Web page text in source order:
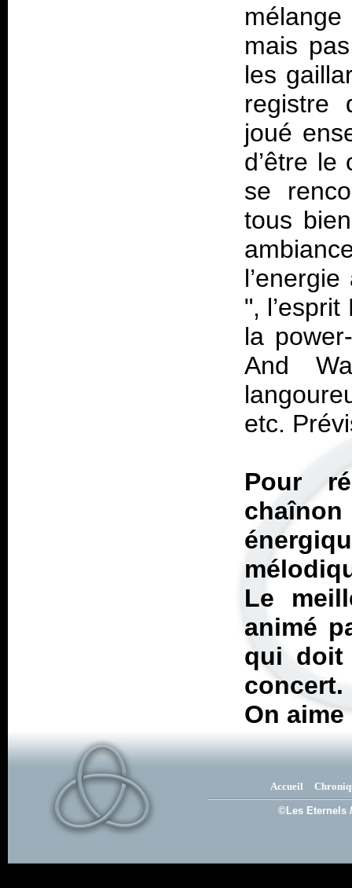
mais
les
registre
joué
d’être le
se
tous
",
la
And
etc.
Pour
Le
animé
qui doit
On
Accueil
©Les Eternels